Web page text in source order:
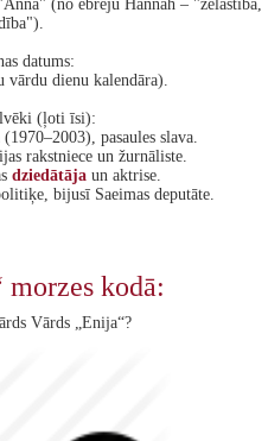
(no ebreju Hannah – "žēlastība,
datums:
vārdu dienu kalendāra).
(ļoti īsi):
pasaules slava.
rakstniece un žurnāliste.
dziedātājaun aktrise.
bijusī Saeimas deputāte.
kodā:
Vārds „Enija“?